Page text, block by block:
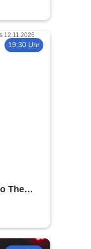
19:30 Uhr
The